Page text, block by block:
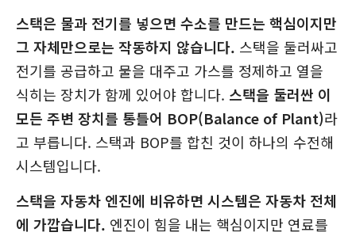
스택은 물과 전기를 넣으면 수소를 만드는 핵심이지만
그 자체만으로는 작동하지 않습니다. 스택을 둘러싸고
전기를 공급하고 물을 대주고 가스를 정제하고 열을
식히는 장치가 함께 있어야 합니다. 스택을 둘러싼 이
모든 주변 장치를 통틀어 BOP(Balance of Plant)라
고 부릅니다. 스택과 BOP를 합친 것이 하나의 수전해
시스템입니다.
스택을 자동차 엔진에 비유하면 시스템은 자동차 전체
에 가깝습니다. 엔진이 힘을 내는 핵심이지만 연료를